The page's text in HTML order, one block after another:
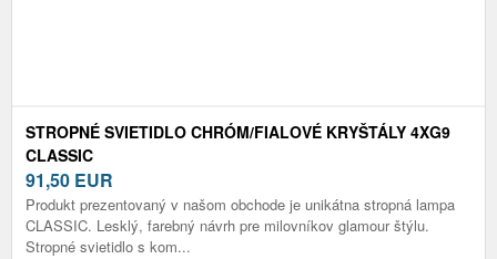
STROPNÉ SVIETIDLO CHRÓM/FIALOVÉ KRYŠTÁLY 4XG9
CLASSIC
91,50 EUR
Produkt prezentovaný v našom obchode je unikátna stropná lampa
CLASSIC. Lesklý, farebný návrh pre milovníkov glamour štýlu.
Stropné svietidlo s kom...